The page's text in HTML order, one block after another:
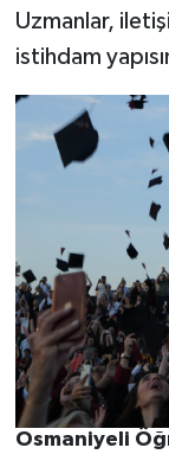
Uzmanlar,
istihdam
Osmaniyeli